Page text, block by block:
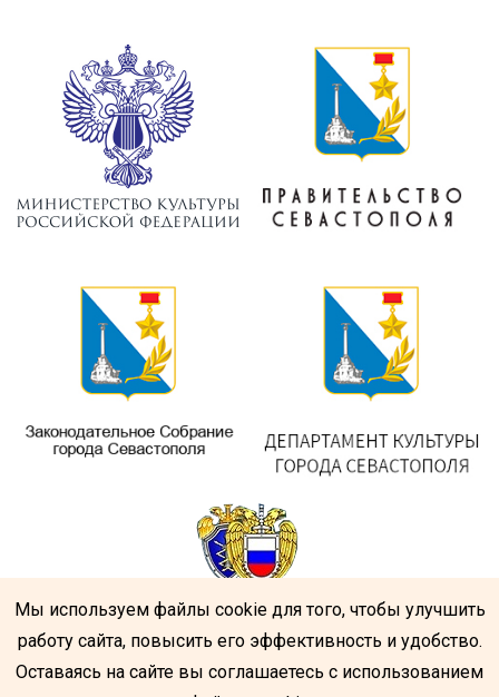
Мы используем файлы cookie для того, чтобы улучшить
работу сайта, повысить его эффективность и удобство.
Оставаясь на сайте вы соглашаетесь с использованием